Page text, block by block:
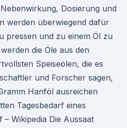
Dosierung und
werden überwiegend dafür
pressen und zu einem Öl zu
die Öle aus den
Speiseölen, die es
und Forscher sagen,
Hanföl ausreichen
Tagesbedarf eines
Wikipedia Die Aussaat